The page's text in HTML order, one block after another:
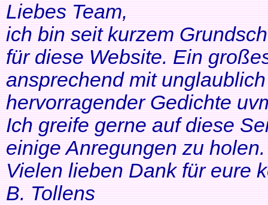
Liebes Team,
ich bin seit kurzem
für diese Website. Ein
ansprechend mit
hervorragender Gedichte
Ich greife gerne auf diese
einige Anregungen zu
Vielen lieben Dank für eure
B. Tollens